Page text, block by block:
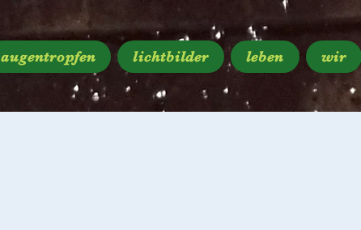
augentropfen lichtbilder leben wir